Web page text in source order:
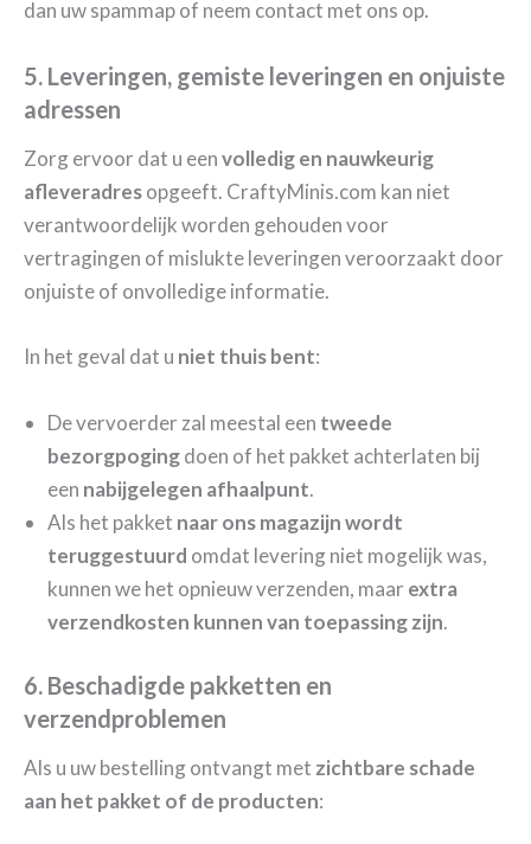
dan uw spammap of neem contact met ons op.
5. Leveringen, gemiste leveringen en onjuiste
adressen
Zorg ervoor dat u eenvolledig en nauwkeurig
afleveradresopgeeft. CraftyMinis.com kan niet
verantwoordelijk worden gehouden voor
vertragingen of mislukte leveringen veroorzaakt door
onjuiste of onvolledige informatie.
In het geval dat u niet thuis bent:
De vervoerder zal meestal een tweede
bezorgpogingdoen of het pakket achterlaten bij
een nabijgelegen afhaalpunt.
Als het pakket naar ons magazijn wordt
teruggestuurd omdat levering niet mogelijk was,
kunnen we het opnieuw verzenden, maar extra
verzendkosten kunnen van toepassing zijn.
6. Beschadigde pakketten en
verzendproblemen
Als u uw bestelling ontvangt met zichtbare schade
aan het pakket of de producten: